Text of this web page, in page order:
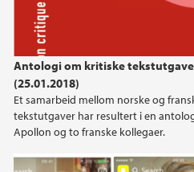
Antologi om kritiske
(25.01.2018)
Et samarbeid mellom norske og
tekstutgaver har resultert i en
Apollon og to franske kollegaer.